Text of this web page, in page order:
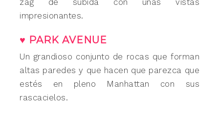
impresionantes.
♥ PARK AVENUE
Un grandioso conjunto de rocas que forman
altas paredes y que hacen que parezca que
estés en pleno Manhattan con sus
rascacielos.